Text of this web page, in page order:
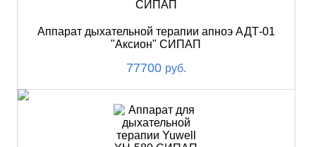
Аппарат дыхательной терапии апноэ АДТ-01
"Аксион" СИПАП
77700 руб.